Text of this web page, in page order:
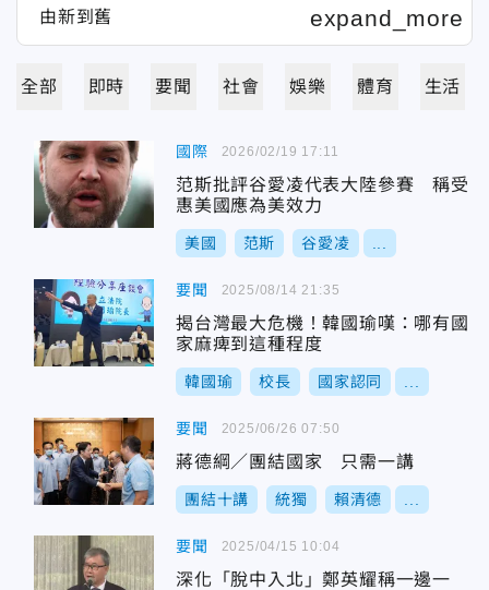
全部 即時 要聞 社會 娛樂 體育 生活
國際
范斯批評谷愛凌代表大陸參賽 稱受
惠美國應為美效力
美國 范斯 谷愛凌
2026/02/19 17:11
要聞
揭台灣最大危機！韓國瑜嘆：哪有國
家麻痺到這種程度
韓國瑜 校長 國家認同
2025/08/14 21:35
要聞
蔣德綱／團結國家 只需一講
團結十講 統獨 賴清德
2025/06/26 07:50
要聞
深化「脫中入北」鄭英耀稱一邊一
2025/04/15 10:04